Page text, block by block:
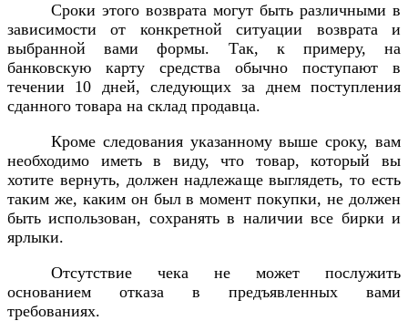
Сроки этого возврата могут быть различными в
зависимости от конкретной ситуации возврата и
выбранной вами формы. Так, к примеру, на
банковскую карту средства обычно поступают в
течении 10 дней, следующих за днем поступления
сданного товара на склад продавца.
Кроме следования указанному выше сроку, вам
необходимо иметь в виду, что товар, который вы
хотите вернуть, должен надлежаще выглядеть, то есть
таким же, каким он был в момент покупки, не должен
быть использован, сохранять в наличии все бирки и
ярлыки.
Отсутствие чека не может послужить
основанием отказа в предъявленных вами
требованиях.